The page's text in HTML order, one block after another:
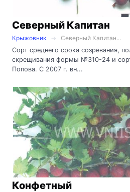
Северный Капитан
Крыжовник
Северный Капитан...
Сорт среднего срока созревания,
скрещивания формы №310-24 и
Попова. С 2007 г. вн...
Конфетный